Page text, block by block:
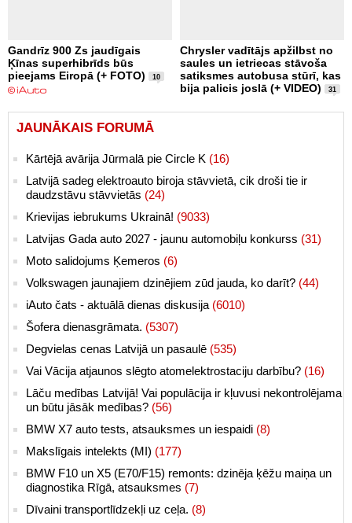
Gandrīz 900 Zs jaudīgais
Ķīnas superhibrīds būs
pieejams Eiropā (+ FOTO)
10
Chrysler vadītājs apžilbst no
saules un ietriecas stāvoša
satiksmes autobusa stūrī, kas
bija palicis joslā (+ VIDEO)
31
JAUNĀKAIS FORUMĀ
Kārtējā avārija Jūrmalā pie Circle K (16)
Latvijā sadeg elektroauto biroja stāvvietā, cik droši tie ir
daudzstāvu stāvvietās (24)
Krievijas iebrukums Ukrainā! (9033)
Latvijas Gada auto 2027 - jaunu automobiļu konkurss (31)
Moto salidojums Ķemeros (6)
Volkswagen jaunajiem dzinējiem zūd jauda, ko darīt? (44)
iAuto čats - aktuālā dienas diskusija (6010)
Šofera dienasgrāmata. (5307)
Degvielas cenas Latvijā un pasaulē (535)
Vai Vācija atjaunos slēgto atomelektrostaciju darbību? (16)
Lāču medības Latvijā! Vai populācija ir kļuvusi nekontrolējama
un būtu jāsāk medības? (56)
BMW X7 auto tests, atsauksmes un iespaidi (8)
Makslīgais intelekts (MI) (177)
BMW F10 un X5 (E70/F15) remonts: dzinēja ķēžu maiņa un
diagnostika Rīgā, atsauksmes (7)
Dīvaini transportlīdzekļi uz ceļa. (8)